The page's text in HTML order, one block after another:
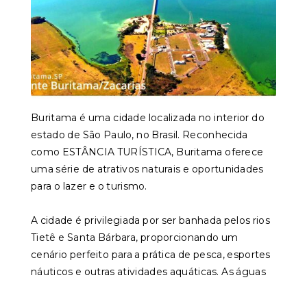
Buritama é uma cidade localizada no interior do
estado de São Paulo, no Brasil. Reconhecida
como ESTÂNCIA TURÍSTICA, Buritama oferece
uma série de atrativos naturais e oportunidades
para o lazer e o turismo.
A cidade é privilegiada por ser banhada pelos rios
Tietê e Santa Bárbara, proporcionando um
cenário perfeito para a prática de pesca, esportes
náuticos e outras atividades aquáticas. As águas